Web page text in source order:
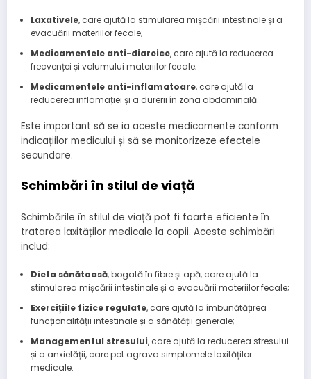
Laxativele, care ajută la stimularea mișcării intestinale și a
evacuării materiilor fecale;
Medicamentele anti-diareice, care ajută la reducerea
frecvenței și volumului materiilor fecale;
Medicamentele anti-inflamatoare, care ajută la
reducerea inflamației și a durerii în zona abdominală.
Este important să se ia aceste medicamente conform
indicațiilor medicului și să se monitorizeze efectele
secundare.
Schimbări în stilul de viață
Schimbările în stilul de viață pot fi foarte eficiente în
tratarea laxităților medicale la copii. Aceste schimbări
includ:
Dieta sănătoasă, bogată în fibre și apă, care ajută la
stimularea mișcării intestinale și a evacuării materiilor fecale;
Exercițiile fizice regulate, care ajută la îmbunătățirea
funcționalității intestinale și a sănătății generale;
Managementul stresului, care ajută la reducerea stresului
și a anxietății, care pot agrava simptomele laxităților
medicale.